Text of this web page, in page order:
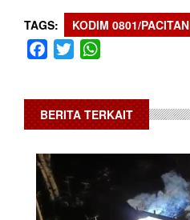
TAGS KODIM 0801/PACITAN
Facebook
Twitter
BERITA TERKAIT